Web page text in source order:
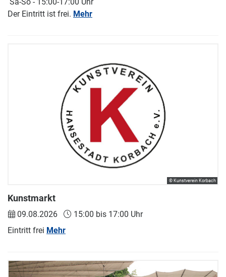
Der Eintritt ist frei. Mehr
Kunstmarkt
09.08.2026
15:00 bis 17:00 Uhr
Eintritt frei Mehr
© Kunstverein Korbach